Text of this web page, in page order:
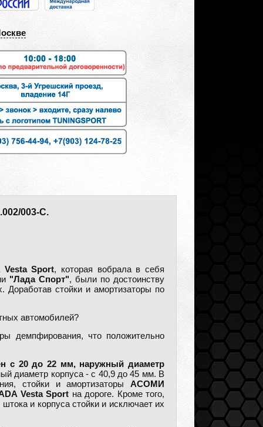
003-C.
Vesta Sport, которая вобрала в себя
"Лада Спорт", были по достоинству
стойки и амортизаторы по
автомобилей?
демпфирования, что положительно
с 20 до 22 мм, наружный диаметр
диаметр корпуса - с 40,9 до 45 мм. В
стойки и амортизаторы АСОМИ
Vesta Sport на дороге. Кроме того,
и корпуса стойки и исключает их